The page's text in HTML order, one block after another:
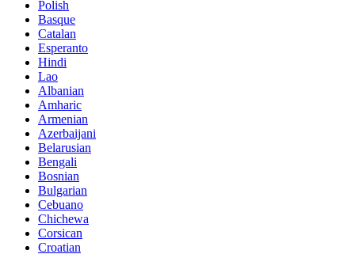
Polish
Basque
Catalan
Esperanto
Hindi
Lao
Albanian
Amharic
Armenian
Azerbaijani
Belarusian
Bengali
Bosnian
Bulgarian
Cebuano
Chichewa
Corsican
Croatian